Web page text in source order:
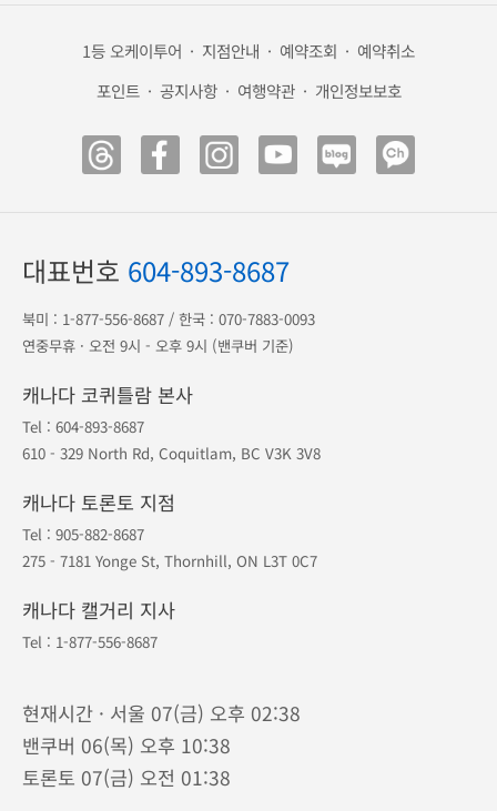
1등 오케이투어 · 지점안내 · 예약조회 · 예약취소
포인트 · 공지사항 · 여행약관 · 개인정보보호
대표번호 604-893-8687
북미 : 1-877-556-8687 / 한국 : 070-7883-0093
연중무휴 · 오전 9시 - 오후 9시 (밴쿠버 기준)
캐나다 코퀴틀람 본사
Tel : 604-893-8687
610 - 329 North Rd, Coquitlam, BC V3K 3V8
캐나다 토론토 지점
Tel : 905-882-8687
275 - 7181 Yonge St, Thornhill, ON L3T 0C7
캐나다 캘거리 지사
Tel : 1-877-556-8687
현재시간 · 서울 07(금) 오후 02:38
밴쿠버 06(목) 오후 10:38
토론토 07(금) 오전 01:38